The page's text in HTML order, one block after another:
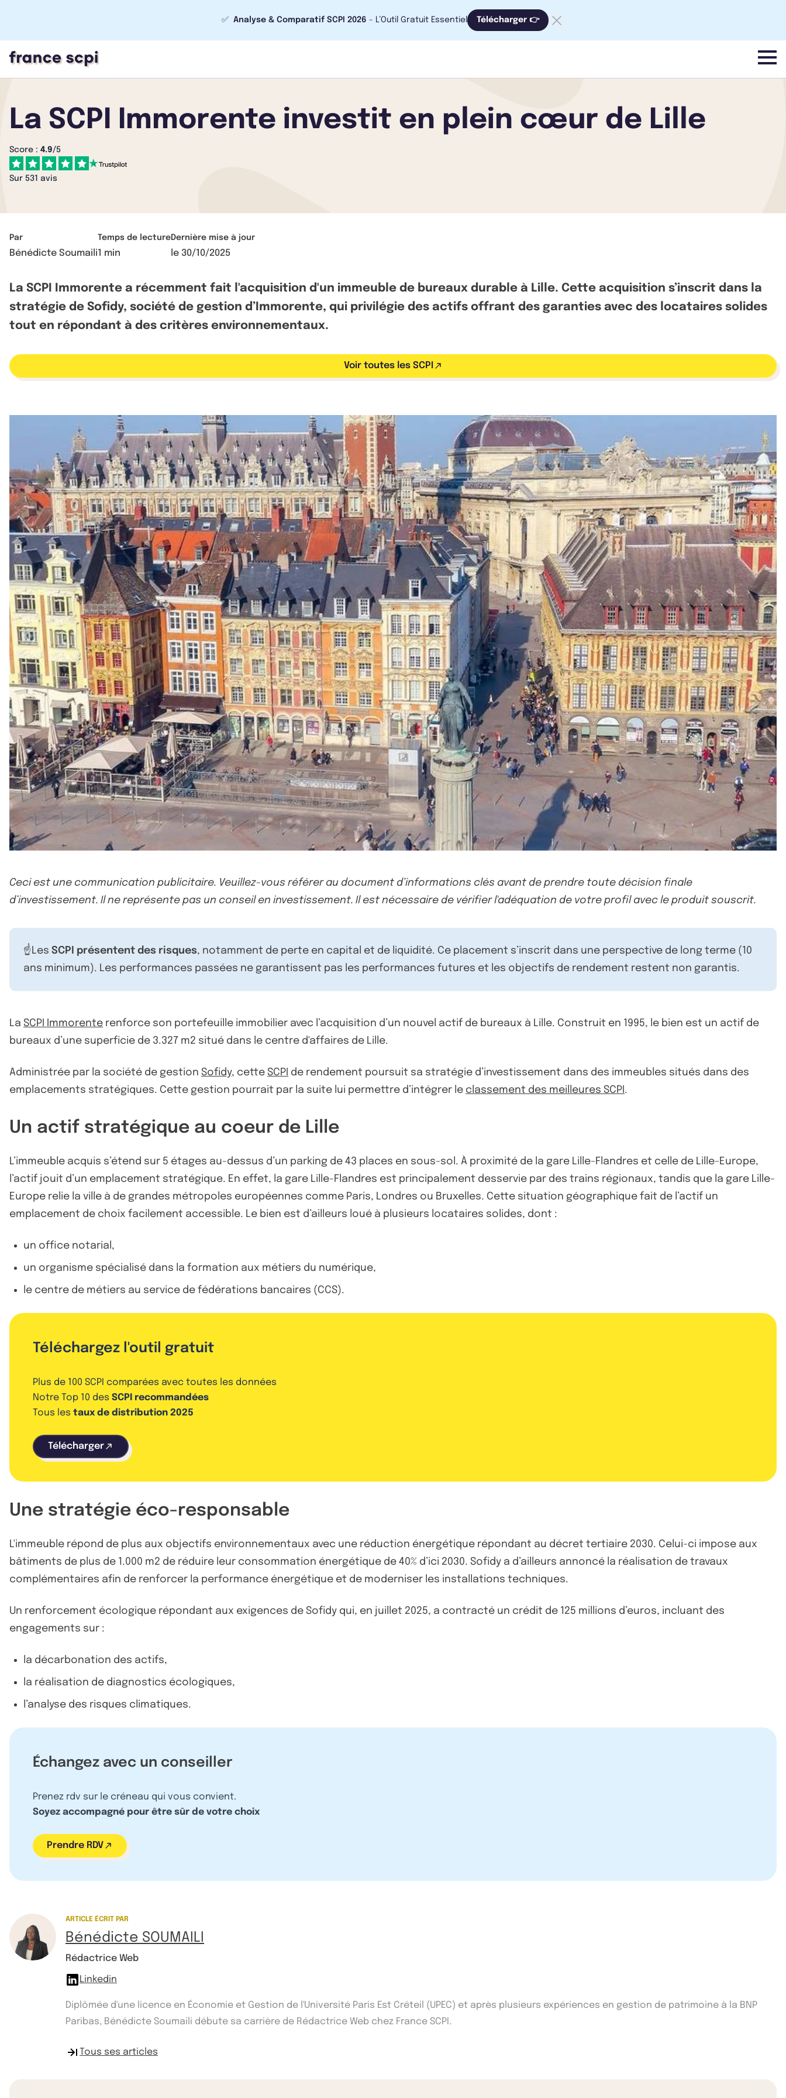
✅ Analyse & Comparatif SCPI 2026 - L’Outil Gratuit Essentiel Télécharger 👉
menu
La SCPI Immorente investit en plein cœur de Lille
Score : 4.9/5
Sur 531 avis
Par
Bénédicte Soumaili
Temps de lecture
1 min
Dernière mise à jour
le 30/10/2025
La SCPI Immorente a récemment fait l'acquisition d'un immeuble de bureaux durable à Lille. Cette acquisition s’inscrit dans la
stratégie de Sofidy, société de gestion d’Immorente, qui privilégie des actifs offrant des garanties avec des locataires solides
tout en répondant à des critères environnementaux.
Voir toutes les SCPI
Ceci est une communication publicitaire. Veuillez-vous référer au document d’informations clés avant de prendre toute décision finale
d’investissement. Il ne représente pas un conseil en investissement. Il est nécessaire de vérifier l'adéquation de votre profil avec le produit souscrit.
☝️Les SCPI présentent des risques, notamment de perte en capital et de liquidité. Ce placement s’inscrit dans une perspective de long terme (10
ans minimum). Les performances passées ne garantissent pas les performances futures et les objectifs de rendement restent non garantis.
La SCPI Immorente renforce son portefeuille immobilier avec l’acquisition d’un nouvel actif de bureaux à Lille. Construit en 1995, le bien est un actif de
bureaux d’une superficie de 3.327 m2 situé dans le centre d'affaires de Lille.
Administrée par la société de gestion Sofidy, cette SCPI de rendement poursuit sa stratégie d’investissement dans des immeubles situés dans des
emplacements stratégiques. Cette gestion pourrait par la suite lui permettre d’intégrer le classement des meilleures SCPI .
Un actif stratégique au coeur de Lille
L’immeuble acquis s’étend sur 5 étages au-dessus d’un parking de 43 places en sous-sol. À proximité de la gare Lille-Flandres et celle de Lille-Europe,
l’actif jouit d’un emplacement stratégique. En effet, la gare Lille-Flandres est principalement desservie par des trains régionaux, tandis que la gare Lille-
Europe relie la ville à de grandes métropoles européennes comme Paris, Londres ou Bruxelles. Cette situation géographique fait de l’actif un
emplacement de choix facilement accessible. Le bien est d’ailleurs loué à plusieurs locataires solides, dont :
un office notarial,
un organisme spécialisé dans la formation aux métiers du numérique,
le centre de métiers au service de fédérations bancaires (CCS).
Téléchargez l'outil gratuit
Plus de 100 SCPI comparées avec toutes les données
Notre Top 10 des SCPI recommandées
Tous les taux de distribution 2025
Télécharger
Une stratégie éco-responsable
L'immeuble répond de plus aux objectifs environnementaux avec une réduction énergétique répondant au décret tertiaire 2030. Celui-ci impose aux
bâtiments de plus de 1.000 m2 de réduire leur consommation énergétique de 40% d’ici 2030. Sofidy a d’ailleurs annoncé la réalisation de travaux
complémentaires afin de renforcer la performance énergétique et de moderniser les installations techniques.
Un renforcement écologique répondant aux exigences de Sofidy qui, en juillet 2025, a contracté un crédit de 125 millions d’euros, incluant des
engagements sur :
la décarbonation des actifs,
la réalisation de diagnostics écologiques,
l’analyse des risques climatiques.
Échangez avec un conseiller
Prenez rdv sur le créneau qui vous convient.
Soyez accompagné pour être sûr de votre choix
Prendre RDV
ARTICLE ÉCRIT PAR
Bénédicte SOUMAILI
Rédactrice Web
Linkedin
Diplômée d'une licence en Économie et Gestion de l'Université Paris Est Créteil (UPEC) et après plusieurs expériences en gestion de patrimoine à la BNP
Paribas, Bénédicte Soumaili débute sa carrière de Rédactrice Web chez France SCPI.
Tous ses articles